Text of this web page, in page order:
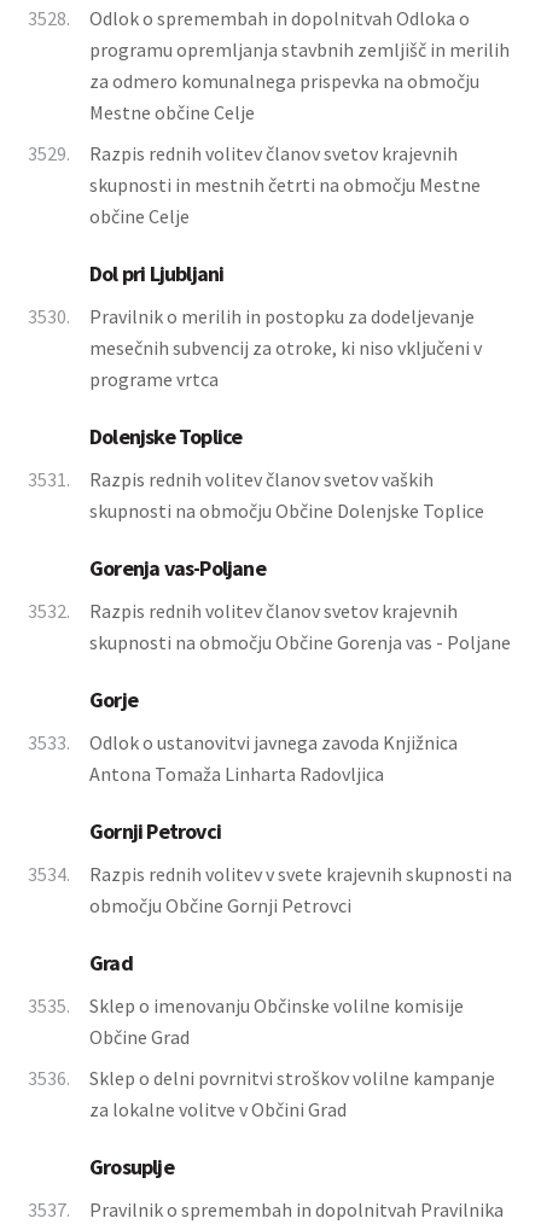
3528.
Odlok o spremembah in dopolnitvah Odloka o
programu opremljanja stavbnih zemljišč in merilih
za odmero komunalnega prispevka na območju
Mestne občine Celje
3529.
Razpis rednih volitev članov svetov krajevnih
skupnosti in mestnih četrti na območju Mestne
občine Celje
Dol pri Ljubljani
3530.
Pravilnik o merilih in postopku za dodeljevanje
mesečnih subvencij za otroke, ki niso vključeni v
programe vrtca
Dolenjske Toplice
3531.
Razpis rednih volitev članov svetov vaških
skupnosti na območju Občine Dolenjske Toplice
Gorenja vas-Poljane
3532.
Razpis rednih volitev članov svetov krajevnih
skupnosti na območju Občine Gorenja vas - Poljane
Gorje
3533.
Odlok o ustanovitvi javnega zavoda Knjižnica
Antona Tomaža Linharta Radovljica
Gornji Petrovci
3534.
Razpis rednih volitev v svete krajevnih skupnosti na
območju Občine Gornji Petrovci
Grad
3535.
Sklep o imenovanju Občinske volilne komisije
Občine Grad
3536.
Sklep o delni povrnitvi stroškov volilne kampanje
za lokalne volitve v Občini Grad
Grosuplje
3537.
Pravilnik o spremembah in dopolnitvah Pravilnika